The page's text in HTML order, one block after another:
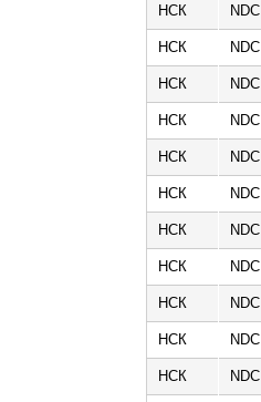
НСК NDC
НСК NDC
НСК NDC
НСК NDC
НСК NDC
НСК NDC
НСК NDC
НСК NDC
НСК NDC
НСК NDC
НСК NDC